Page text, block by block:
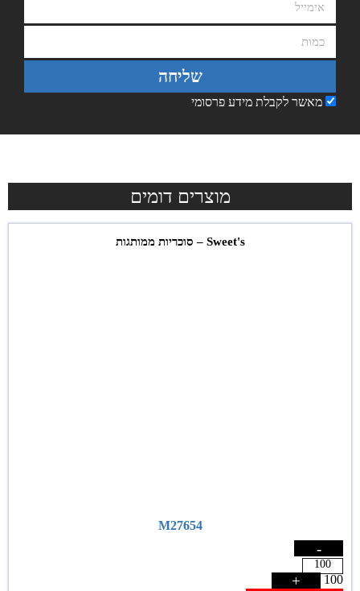
מאשר לקבלת מידע פרסומי
שליחה
מוצרים דומים
Sweet's – סוכריות ממותגות
M27654
-
100
+